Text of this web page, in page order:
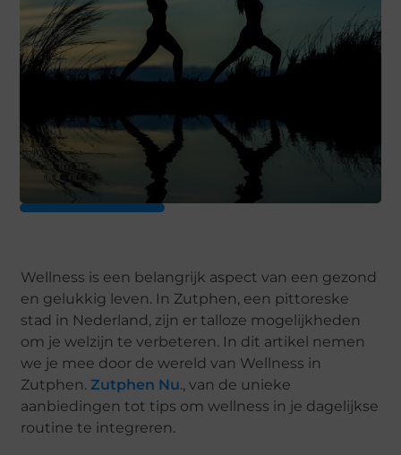
Wellness is een belangrijk aspect van een gezond
en gelukkig leven. In Zutphen, een pittoreske
stad in Nederland, zijn er talloze mogelijkheden
om je welzijn te verbeteren. In dit artikel nemen
we je mee door de wereld van Wellness in
Zutphen.Zutphen Nu., van de unieke
aanbiedingen tot tips om wellness in je dagelijkse
routine te integreren.